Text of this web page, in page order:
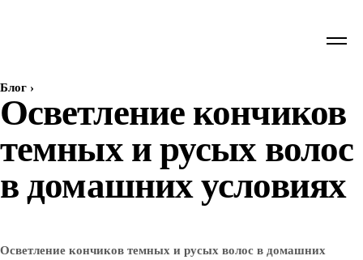
Блог ›
Осветление кончиков
темных и русых волос
в домашних условиях
Осветление кончиков темных и русых волос в домашних